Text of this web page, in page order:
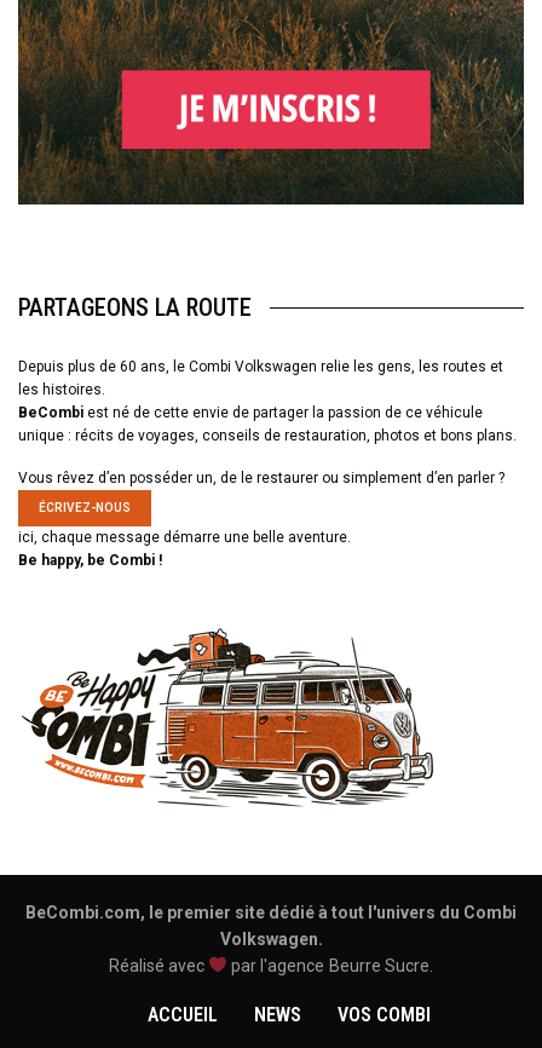
PARTAGEONS LA ROUTE
Depuis plus de 60 ans, le Combi Volkswagen relie les gens, les routes et
les histoires.
BeCombi est né de cette envie de partager la passion de ce véhicule
unique : récits de voyages, conseils de restauration, photos et bons plans.
Vous rêvez d’en posséder un, de le restaurer ou simplement d’en parler ?
ÉCRIVEZ-NOUS
ici, chaque message démarre une belle aventure.
Be happy, be Combi !
BeCombi.com, le premier site dédié à tout l'univers du Combi
Volkswagen.
Réalisé avec
par l'agence Beurre Sucre
ACCUEIL NEWS VOS COMBI